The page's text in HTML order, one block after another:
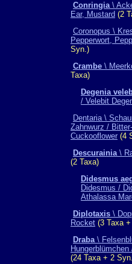
Conringia\
Ear, Mustard (2
Coronopus \
Pepperwort,
Syn.)
Crambe \
Taxa)
Degenia
/ Velebit
Dentaria \
Zahnwurz /
Cuckooflower (4
Descurainia\
(2 Taxa)
Didesmus
Didesmus /
Athalassa
Diplotaxis \
Rocket (3 Taxa
Draba\
(24 Taxa + 2